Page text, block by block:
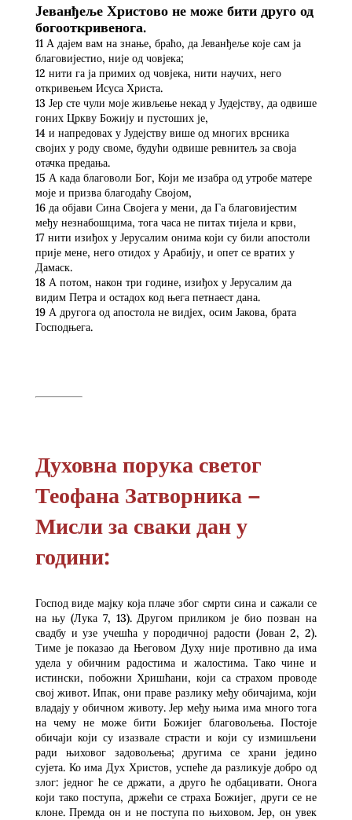
Јеванђеље Христово не може бити друго од
богооткривенога.
11 А дајем вам на знање, браћо, да Јеванђеље које сам ја
благовијестио, није од човјека;
12 нити га ја примих од човјека, нити научих, него
откривењем Исуса Христа.
13 Јер сте чули моје живљење некад у Јудејству, да одвише
гоних Цркву Божију и пустоших је,
14 и напредовах у Јудејству више од многих врсника
својих у роду своме, будући одвише ревнитељ за своја
отачка предања.
15 А када благоволи Бог, Који ме изабра од утробе матере
моје и призва благодаћу Својом,
16 да објави Сина Својега у мени, да Га благовијестим
међу незнабошцима, тога часа не питах тијела и крви,
17 нити изиђох у Јерусалим онима који су били апостоли
прије мене, него отидох у Арабију, и опет се вратих у
Дамаск.
18 А потом, након три године, изиђох у Јерусалим да
видим Петра и остадох код њега петнаест дана.
19 А другога од апостола не видјех, осим Јакова, брата
Господњега.
Духовна порука светог
Теофана Затворника –
Мисли за сваки дан у
години:
Господ виде мајку која плаче због смрти сина и сажали се
на њу (Лука 7, 13). Другом приликом је био позван на
свадбу и узе учешћа у породичној радости (Јован 2, 2).
Тиме је показао да Његовом Духу није противно да има
удела у обичним радостима и жалостима. Тако чине и
истински, побожни Хришћани, који са страхом проводе
свој живот. Ипак, они праве разлику међу обичајима, који
владају у обичном животу. Јер међу њима има много тога
на чему не може бити Божијег благовољења. Постоје
обичаји који су изазвале страсти и који су измишљени
ради њиховог задовољења; другима се храни једино
сујета. Ко има Дух Христов, успеће да разликује добро од
злог: једног ће се држати, а друго ће одбацивати. Онога
који тако поступа, држећи се страха Божијег, други се не
клоне. Премда он и не поступа по њиховом. Јер, он увек